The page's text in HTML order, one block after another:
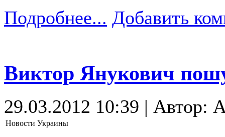
Подробнее... Добавить
Виктор Янукович
29.03.2012 10:39 | Автор:
Новости Украины